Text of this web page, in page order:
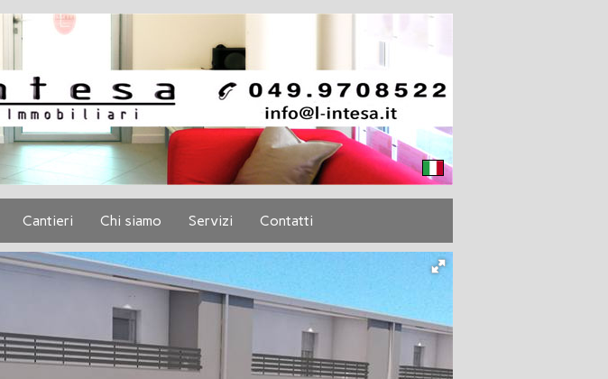
Cantieri Chi siamo Servizi Contatti